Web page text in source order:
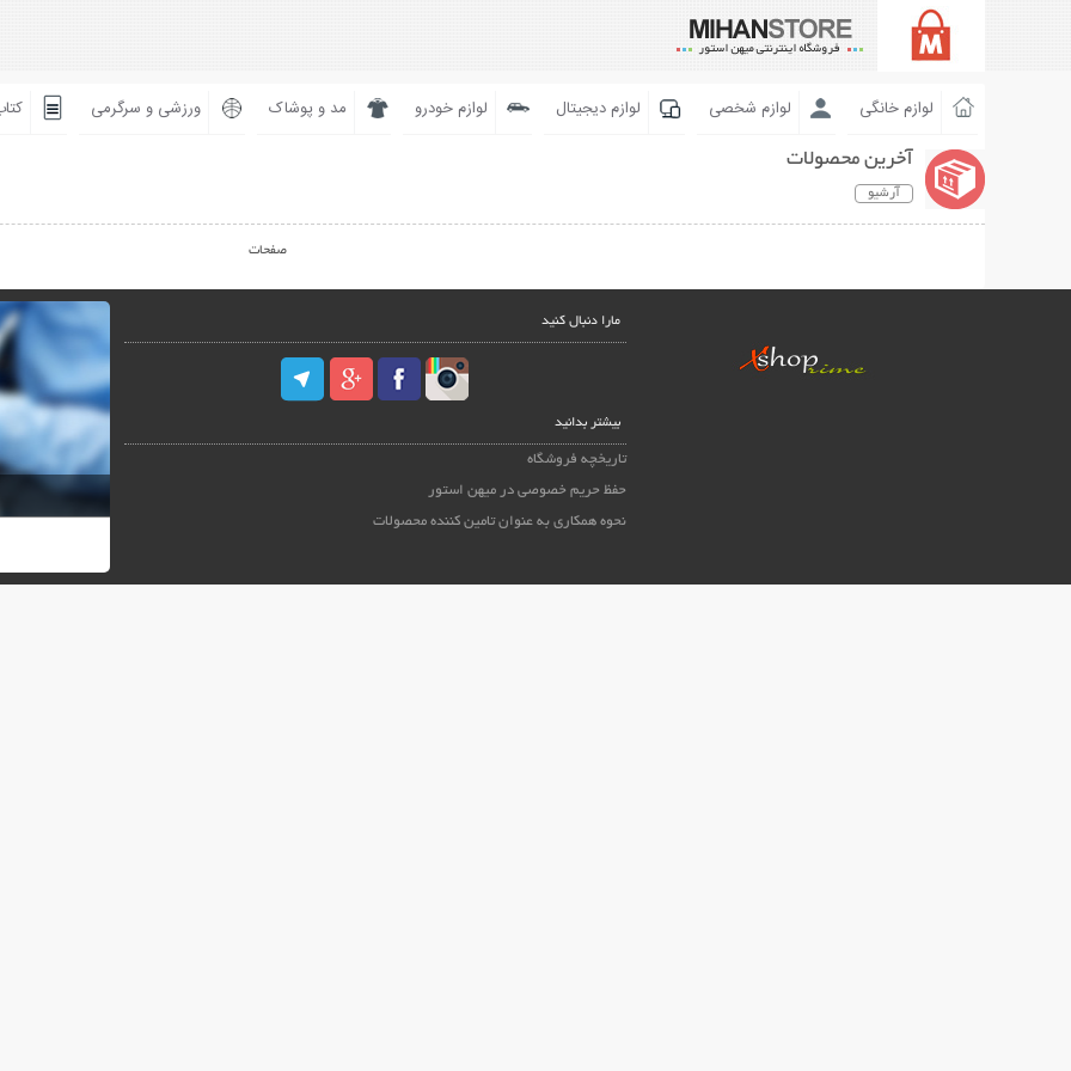
لوازم خانگی لوازم شخصی لوازم دیجیتال لوازم خودرو مد و پوشاک ورزشی و سرگرمی
آخرین محصولات
آرشیو
صفحات
مارا دنبال کنید
بیشتر بدانید
تاریخچه فروشگاه
حفظ حریم خصوصی در میهن استور
نحوه همکاری به عنوان تامین کننده محصولات